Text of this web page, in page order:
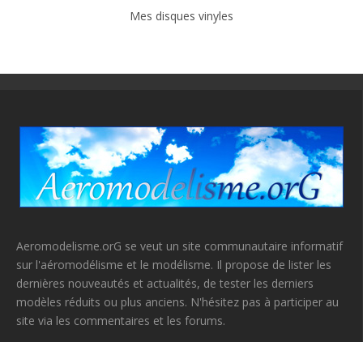
Mes disques vinyles
Aeromodelisme.orG se veut un site communautaire informatif
sur l'aéromodélisme et le modélisme. Il propose de lister les
dernières nouveautés et actualités, de tester les derniers
modèles réduits ou plus anciens. N'hésitez pas à participer au
site via les commentaires et les forums.